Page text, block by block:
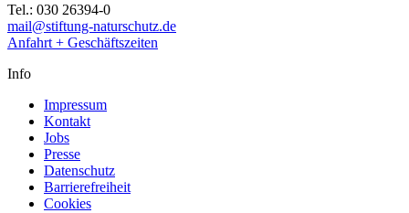
Tel.: 030 26394-0
mail@stiftung-naturschutz.de
Anfahrt + Geschäftszeiten
Info
Impressum
Kontakt
Jobs
Presse
Datenschutz
Barrierefreiheit
Cookies